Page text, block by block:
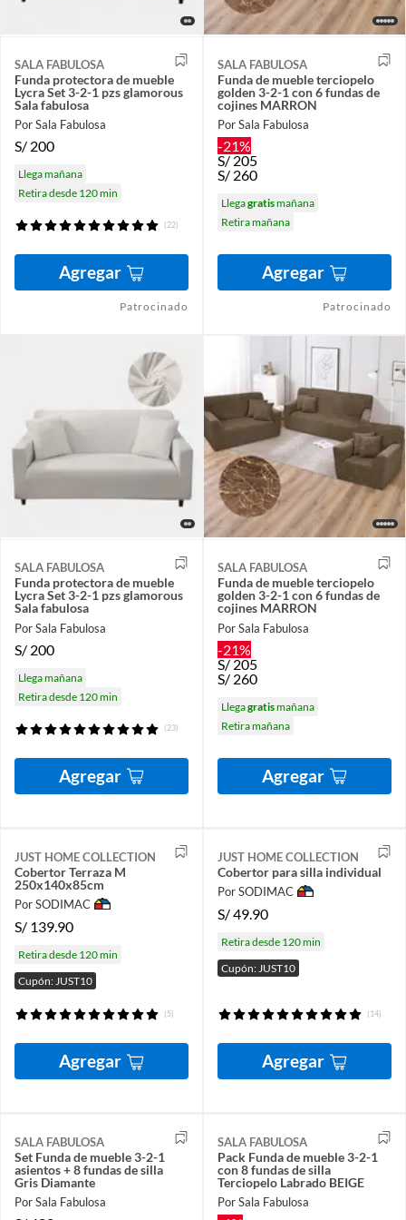
SALA FABULOSA
Funda protectora de mueble
Lycra Set 3-2-1 pzs glamorous
Sala fabulosa
Por Sala Fabulosa
S/ 200
Llega mañana
Retira desde 120 min
(22)
Agregar
Patrocinado
SALA FABULOSA
Funda de mueble terciopelo
golden 3-2-1 con 6 fundas de
cojines MARRON
Por Sala Fabulosa
-21%
S/ 205
S/ 260
Llegagratismañana
Retira mañana
Agregar
Patrocinado
SALA FABULOSA
Funda protectora de mueble
Lycra Set 3-2-1 pzs glamorous
Sala fabulosa
Por Sala Fabulosa
S/ 200
Llega mañana
Retira desde 120 min
(23)
Agregar
SALA FABULOSA
Funda de mueble terciopelo
golden 3-2-1 con 6 fundas de
cojines MARRON
Por Sala Fabulosa
-21%
S/205
S/ 260
Llegagratismañana
Retira mañana
Agregar
JUST HOME COLLECTION
Cobertor Terraza M
250x140x85cm
Por SODIMAC
S/ 139.90
Retira desde 120 min
Cupón: JUST10
(5)
Agregar
JUST HOME COLLECTION
Cobertor para silla individual
Por SODIMAC
S/49.90
Retira desde 120 min
Cupón: JUST10
(14)
Agregar
SALA FABULOSA
Set Funda de mueble 3-2-1
asientos + 8 fundas de silla
Gris Diamante
Por Sala Fabulosa
SALA FABULOSA
Pack Funda de mueble 3-2-1
con 8 fundas de silla
Terciopelo Labrado BEIGE
Por Sala Fabulosa